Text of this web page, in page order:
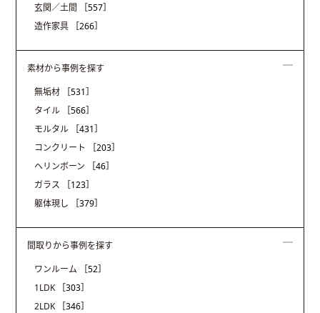
玄関／土間
［557］
造作家具
［266］
素材から事例を探す
無垢材
［531］
タイル
［566］
モルタル
［431］
コンクリート
［203］
ヘリンボーン
［46］
ガラス
［123］
躯体現し
［379］
間取りから事例を探す
ワンルーム
［52］
1LDK
［303］
2LDK
［346］